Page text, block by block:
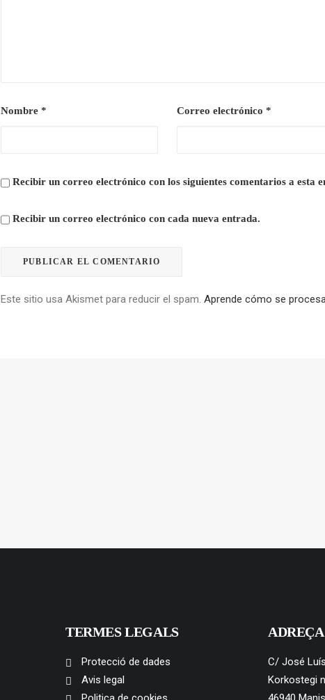
Nombre * Correo electrónico *
Recibir un correo electrónico con los siguientes comentarios a esta
Recibir un correo electrónico con cada nueva entrada.
Este sitio usa Akismet para reducir el spam. Aprende cómo se
TERMES LEGALS
Protecció de dades
Avis legal
ADREÇA
C/ José
Korkostegi